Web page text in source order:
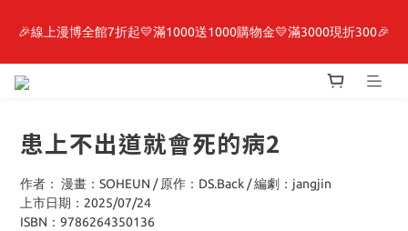
最新開賣🔥「全知讀者視角」 周邊商品
🎉線上漫博全館7折起💛滿1000送1000購物金💛滿3000現折300🎉
【抽籤堂】 影之強者、你又被殺了呢，偵探大人、約會大作戰、
最新開賣🔥「全知讀者視角」 周邊商品
患上不出道就會死的病2
作者： 漫畫：SOHEUN / 原作：DS.Back / 編劇：jangjin
上市日期：2025/07/24
ISBN：9786264350136